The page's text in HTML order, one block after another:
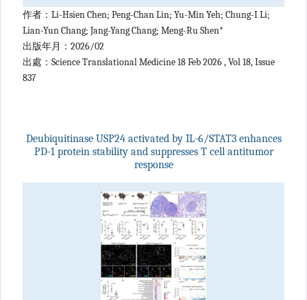
作者：Li-Hsien Chen; Peng-Chan Lin; Yu-Min Yeh; Chung-I Li;
Lian-Yun Chang; Jang-Yang Chang; Meng-Ru Shen*
出版年月：2026/02
出處：Science Translational Medicine 18 Feb 2026 , Vol 18, Issue
837
Deubiquitinase USP24 activated by IL-6/STAT3 enhances
PD-1 protein stability and suppresses T cell antitumor
response